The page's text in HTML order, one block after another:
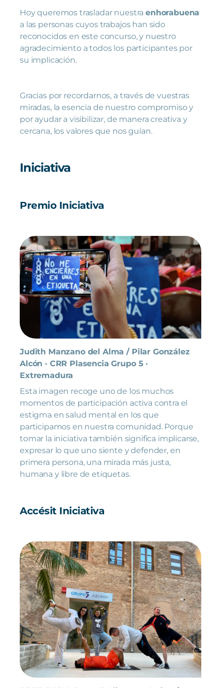
Hoy queremos trasladar nuestraenhorabuena
a las personas cuyos trabajos han sido
reconocidos en este concurso, y nuestro
agradecimiento a todos los participantes por
su implicación.
Gracias por recordarnos, a través de vuestras
miradas, la esencia de nuestro compromiso y
por ayudar a visibilizar, de manera creativa y
cercana, los valores que nos guían.
Iniciativa
Premio Iniciativa
Judith Manzano del Alma / Pilar González
Alcón · CRR Plasencia Grupo 5 ·
Extremadura
Esta imagen recoge uno de los muchos
momentos de participación activa contra el
estigma en salud mental en los que
participamos en nuestra comunidad. Porque
tomar la iniciativa también significa implicarse,
expresar lo que uno siente y defender, en
primera persona, una mirada más justa,
humana y libre de etiquetas.
Accésit Iniciativa